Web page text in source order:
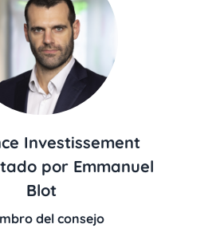
Investissement
por Emmanuel
Blot
del consejo